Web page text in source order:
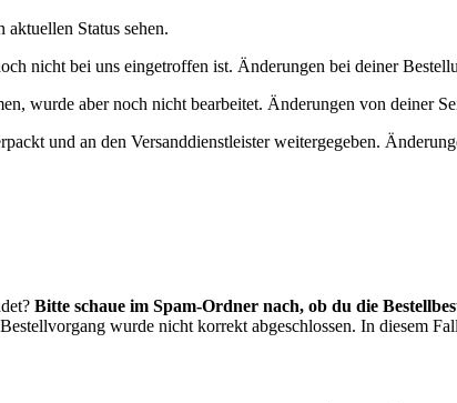
Status sehen.
nicht bei uns eingetroffen ist. Änderungen bei deiner
wurde aber noch nicht bearbeitet. Änderungen von deiner
und an den Versanddienstleister weitergegeben.
Bitte schaue im Spam-Ordner nach, ob du die
wurde nicht korrekt abgeschlossen. In diesem